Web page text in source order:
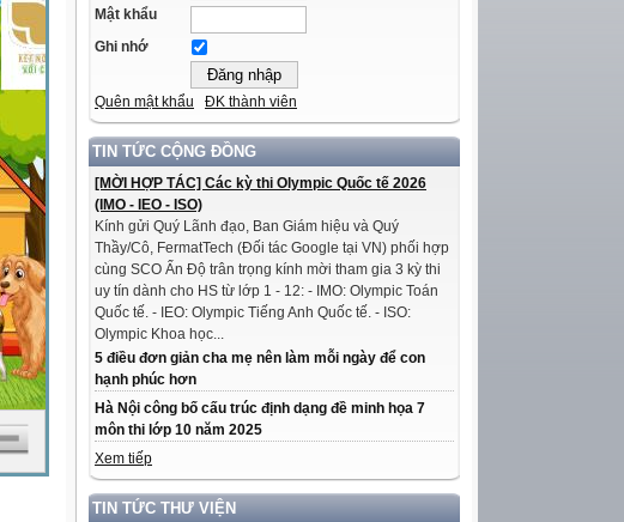
Mật khẩu
Ghi nhớ
Quên mật khẩu ĐK thành viên
TIN TỨC CỘNG ĐỒNG
[MỜI HỢP TÁC] Các kỳ thi Olympic Quốc tế 2026
(IMO - IEO - ISO)
Kính gửi Quý Lãnh đạo, Ban Giám hiệu và Quý
Thầy/Cô, FermatTech (Đối tác Google tại VN) phối hợp
cùng SCO Ấn Độ trân trọng kính mời tham gia 3 kỳ thi
uy tín dành cho HS từ lớp 1 - 12: - IMO: Olympic Toán
Quốc tế. - IEO: Olympic Tiếng Anh Quốc tế. - ISO:
Olympic Khoa học...
5 điều đơn giản cha mẹ nên làm mỗi ngày để con
hạnh phúc hơn
Hà Nội công bố cấu trúc định dạng đề minh họa 7
môn thi lớp 10 năm 2025
Xem tiếp
TIN TỨC THƯ VIỆN